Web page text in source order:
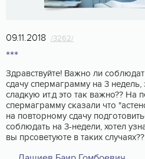
09.11.2018 /3262/
***
Здравствуйте! Важно ли
сдачу спермаграмму на 3
сладкую ит.д это так важно?? На
спермаграмму сказали что
на повторному сдачу
соблюдать на 3-недели, хотел
вы прсоветуюте в таких